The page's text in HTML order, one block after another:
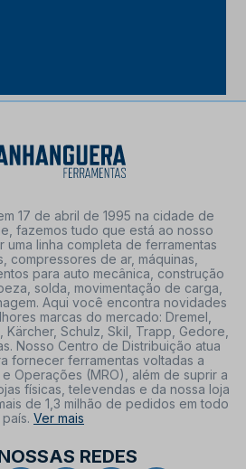
17 de abril de 1995 na cidade de
fazemos tudo que está ao nosso
linha completa de ferramentas
compressores de ar, máquinas,
para auto mecânica, construção
solda, movimentação de carga,
Aqui você encontra novidades
marcas do mercado: Dremel,
Kärcher, Schulz, Skil, Trapp, Gedore,
Nosso Centro de Distribuição atua
fornecer ferramentas voltadas a
Operações (MRO), além de suprir a
físicas, televendas e da nossa loja
de 1,3 milhão de pedidos em todo
país. Ver mais
REDES